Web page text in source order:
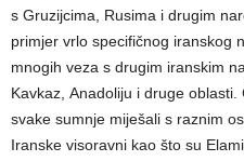
s Gruzijcima, Rusima i drugim
primjer vrlo specifičnog iranskog
mnogih veza s drugim iranskim
Kavkaz, Anadoliju i druge
svake sumnje miješali s raznim
Iranske visoravni kao što su